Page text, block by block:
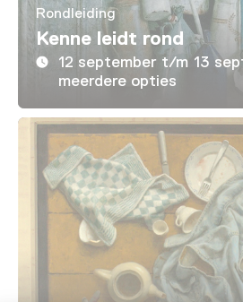
Rondleiding
Kenne leidt rond
12 september t/m 13
meerdere opties